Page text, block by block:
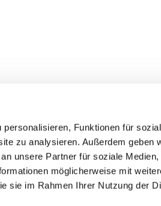
Funktionen für
zu analysieren. Außerdem geben
unsere Partner für soziale Medien,
möglicherweise mit
sie im Rahmen Ihrer Nutzung der
32, 45525 Hattingen